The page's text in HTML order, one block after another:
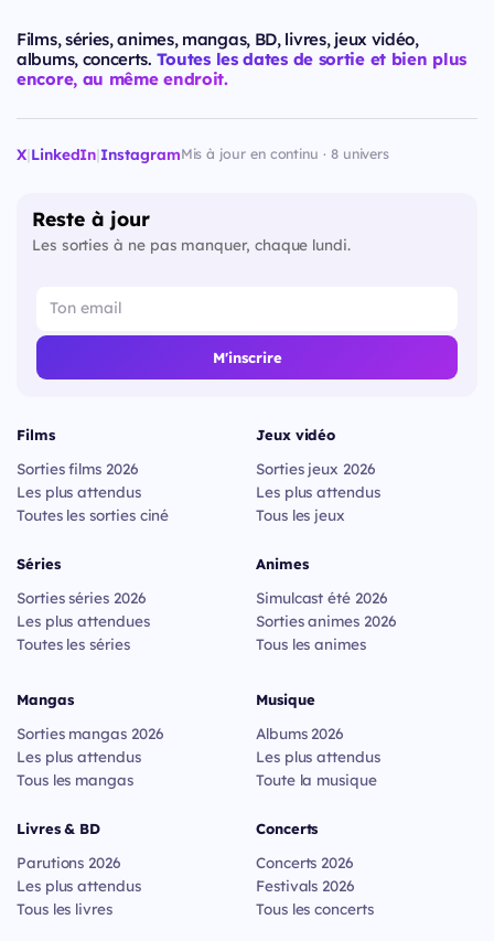
Films, séries, animes, mangas, BD, livres, jeux vidéo,
albums, concerts. Toutes les dates de sortie et bien plus
encore, au même endroit.
X|LinkedIn|InstagramMis à jour en continu · 8 univers
Reste à jour
Les sorties à ne pas manquer, chaque lundi.
M'inscrire
Films
Sorties films 2026
Les plus attendus
Toutes les sorties ciné
Séries
Sorties séries 2026
Les plus attendues
Toutes les séries
Jeux vidéo
Sorties jeux 2026
Les plus attendus
Tous les jeux
Animes
Simulcast été 2026
Sorties animes 2026
Tous les animes
Mangas
Sorties mangas 2026
Les plus attendus
Tous les mangas
Livres & BD
Parutions 2026
Les plus attendus
Tous les livres
Musique
Albums 2026
Les plus attendus
Toute la musique
Concerts
Concerts 2026
Festivals 2026
Tous les concerts